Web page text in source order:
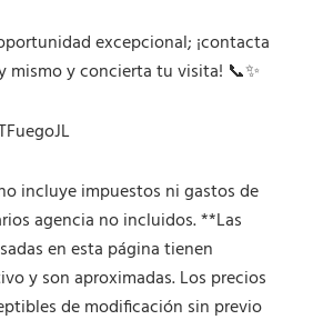
excepcional; ¡contacta
mismo y concierta tu visita! 📞✨
incluye impuestos ni gastos de
agencia no incluidos. **Las
en esta página tienen
y son aproximadas. Los precios
de modificación sin previo